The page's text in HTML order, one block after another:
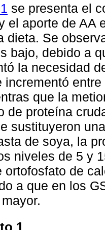
se presenta el
el aporte de AA
dieta. Se
bajo, debido a
la necesidad
incrementó
que la
de proteína
sustituyeron
de soya, la
niveles de 5 y
ortofosfato de
a que en los
1